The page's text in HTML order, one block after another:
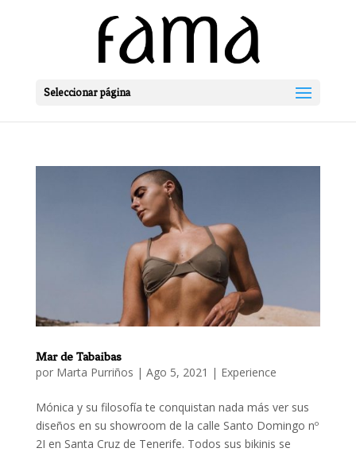
Seleccionar página
Mar de Tabaibas
por Marta Purriños | Ago 5, 2021 | Experience
Mónica y su filosofía te conquistan nada más ver sus
diseños en su showroom de la calle Santo Domingo nº
2I en Santa Cruz de Tenerife. Todos sus bikinis se